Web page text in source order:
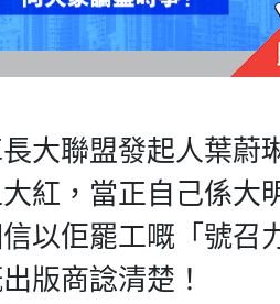
大聯盟發起人葉蔚
紅，當正自己係大
以佢罷工嘅「號召
版商諗清楚！